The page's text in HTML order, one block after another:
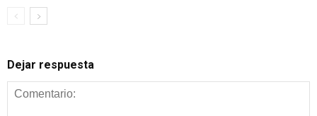
Dejar respuesta